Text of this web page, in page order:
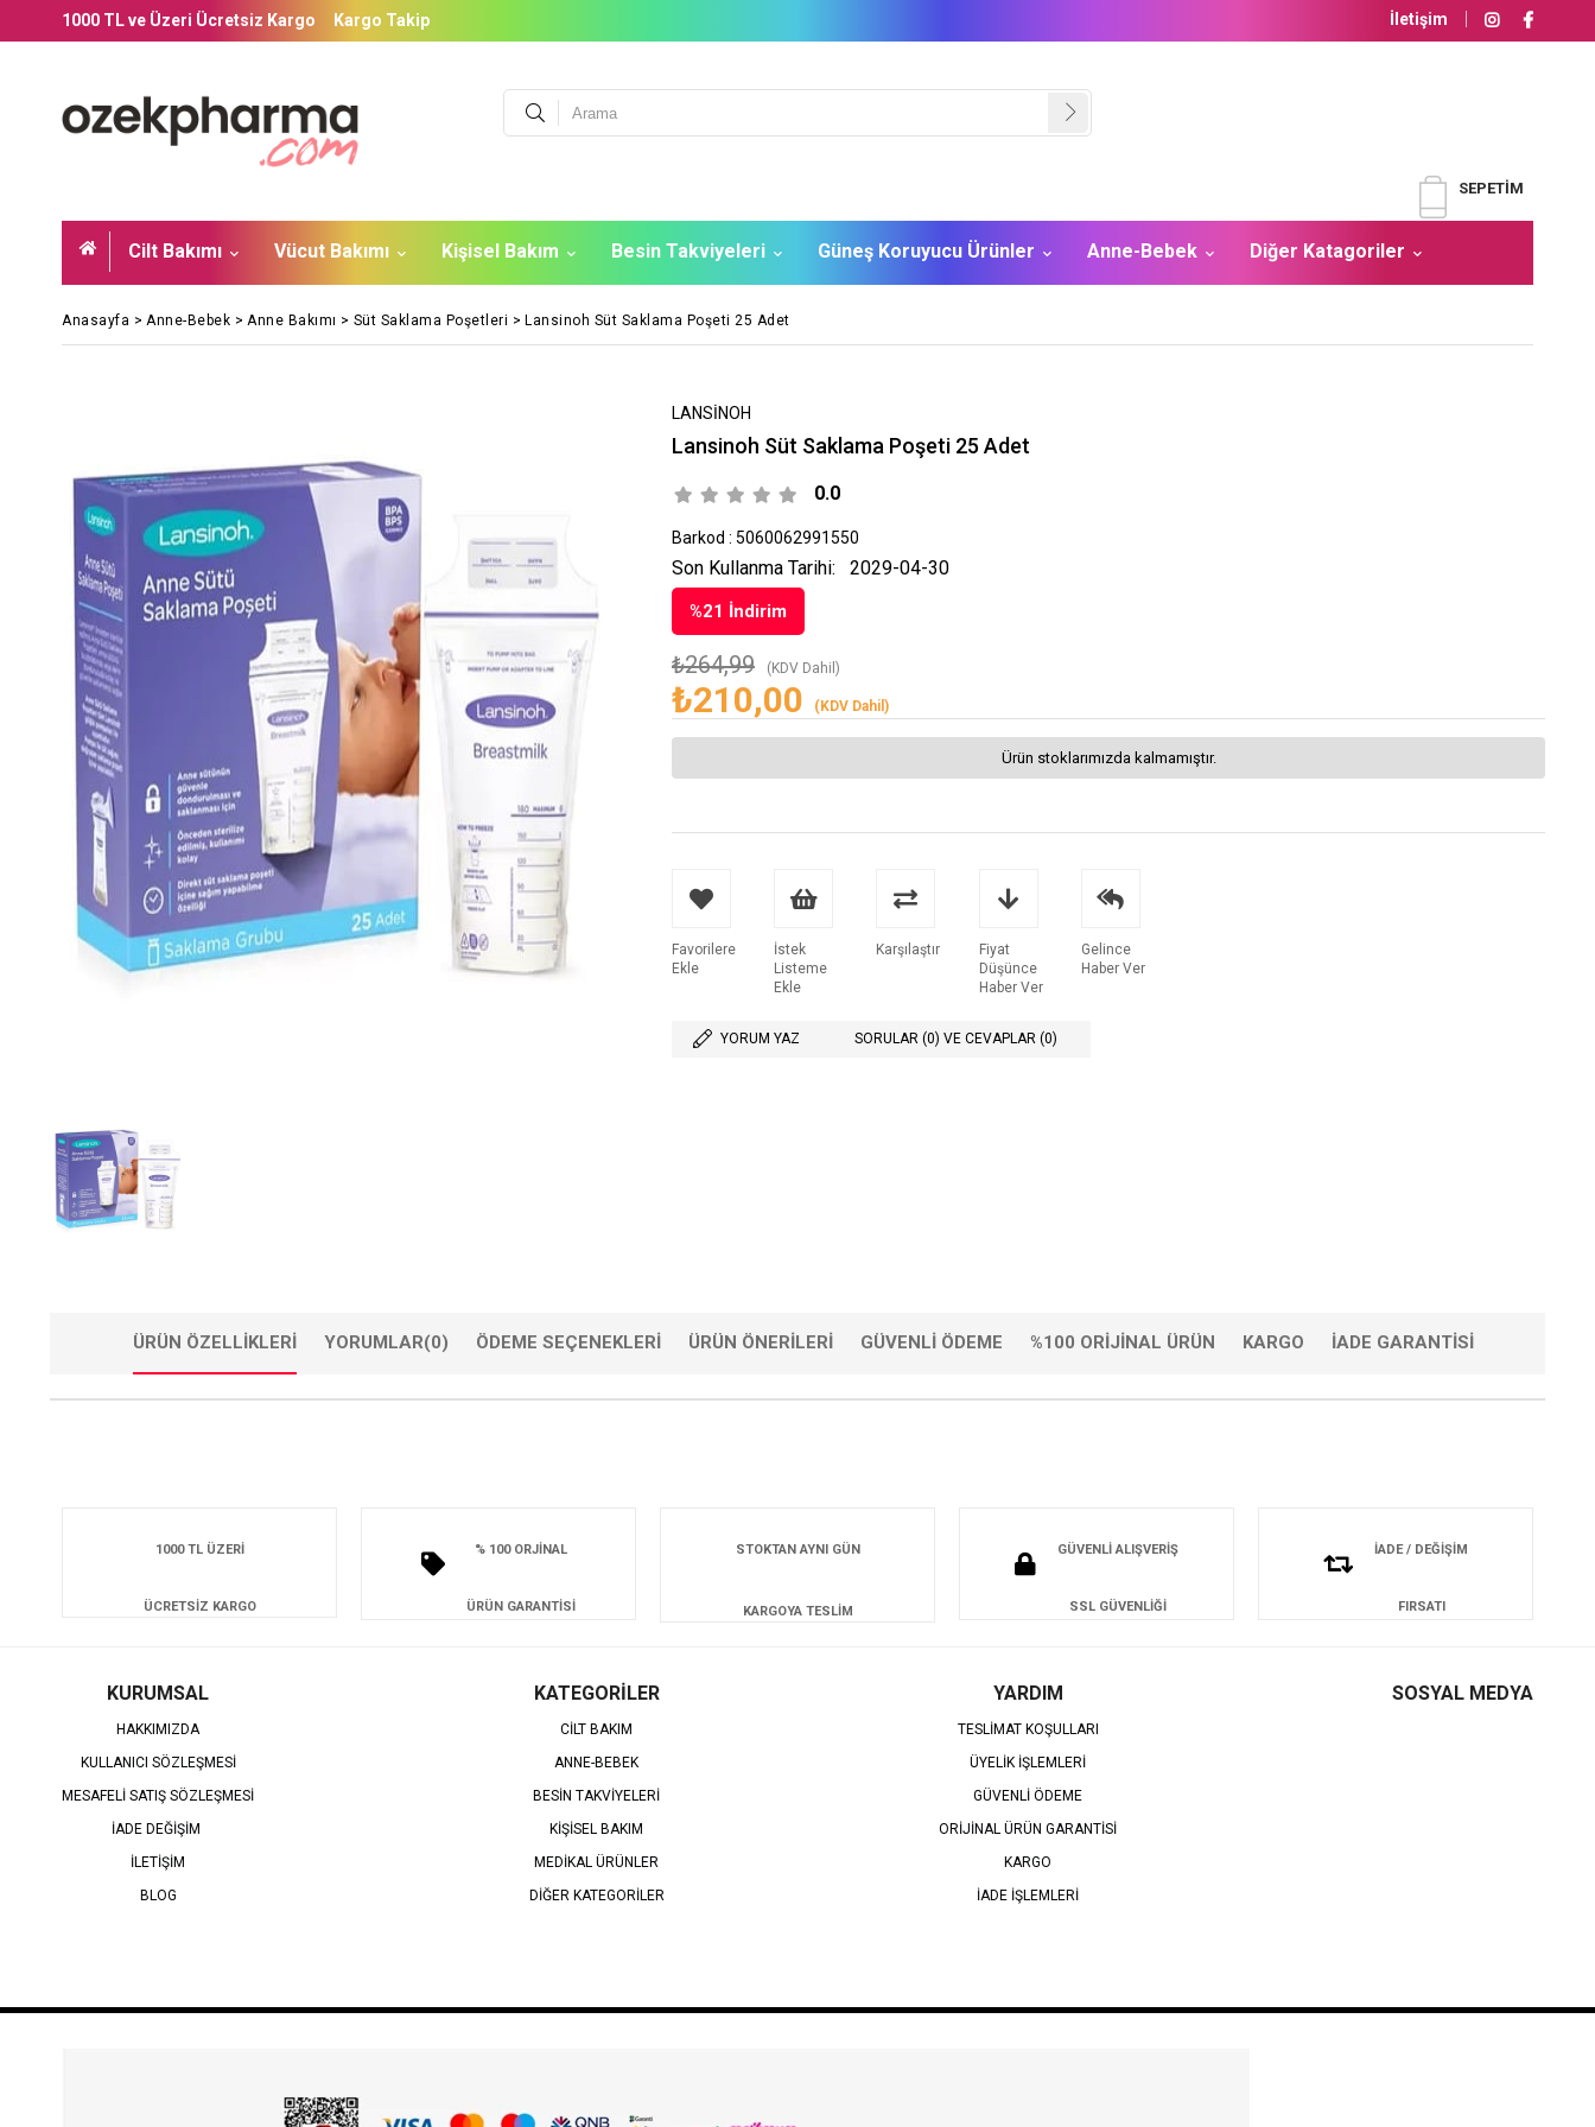
1000 TL ve Üzeri Ücretsiz Kargo Kargo Takip İletişim
SEPETIM
Cilt Bakımı Vücut Bakımı Kişisel Bakım Besin Takviyeleri Güneş Koruyucu Ürünler Anne-Bebek Diğer Katagoriler
Anasayfa > Anne-Bebek > Anne Bakımı > Süt Saklama Poşetleri > Lansinoh Süt Saklama Poşeti 25 Adet
LANSİNOH
Lansinoh Süt Saklama Poşeti 25 Adet
0.0
Barkod : 5060062991550
%21 İndirim
₺264,99 (KDV Dahil)
₺210,00 (KDV Dahil)
Son Kullanma Tarihi: 2029-04-30
Ürün stoklarımızda kalmamıştır.
Favorilere
Ekle
İstek
Listeme
Ekle
Karşılaştır
Fiyat
Düşünce
Haber Ver
Gelince
Haber Ver
YORUM YAZ SORULAR (0) VE CEVAPLAR (0)
ÜRÜN ÖZELLIKLERI YORUMLAR(0) ÖDEME SEÇENEKLERI ÜRÜN ÖNERILERI GÜVENLI ÖDEME %100 ORIJINAL ÜRÜN KARGO İADE GARANTISI
1000 TL ÜZERİ
ÜCRETSİZ KARGO
% 100 ORJİNAL
ÜRÜN GARANTİSİ
STOKTAN AYNI GÜN
KARGOYA TESLİM
GÜVENLİ ALIŞVERİŞ
SSL GÜVENLİĞİ
İADE / DEĞİŞİM
FIRSATI
KURUMSAL
HAKKIMIZDA
KULLANICI SÖZLEŞMESİ
MESAFELİ SATIŞ SÖZLEŞMESİ
İADE DEĞİŞİM
İLETİŞİM
BLOG
KATEGORİLER
CİLT BAKIM
ANNE-BEBEK
BESİN TAKVİYELERİ
KİŞİSEL BAKIM
MEDİKAL ÜRÜNLER
DİĞER KATEGORİLER
YARDIM
TESLİMAT KOŞULLARI
ÜYELİK İŞLEMLERİ
GÜVENLİ ÖDEME
ORİJİNAL ÜRÜN GARANTİSİ
KARGO
İADE İŞLEMLERİ
SOSYAL MEDYA